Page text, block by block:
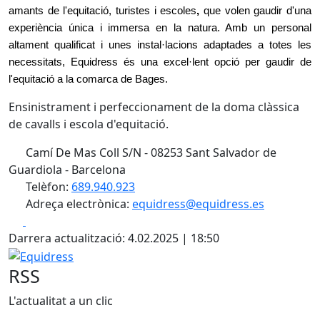
amants de l'equitació, turistes i escoles, que volen gaudir d'una
experiència única i immersa en la natura. Amb un personal
altament qualificat i unes instal·lacions adaptades a totes les
necessitats,
Equidress és una excel·lent opció per gaudir de
l'equitació a la comarca de Bages.
Ensinistrament i perfeccionament de la doma clàssica
de cavalls i escola d'equitació.
Camí De Mas Coll S/N - 08253 Sant Salvador de
Guardiola - Barcelona
Telèfon: 689.940.923
Adreça electrònica: equidress@equidress.es
Darrera actualització: 4.02.2025 | 18:50
Equidress
RSS
L'actualitat a un clic